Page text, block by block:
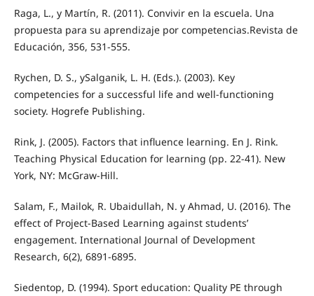
Raga, L., y Martín, R. (2011). Convivir en la escuela. Una
propuesta para su aprendizaje por competencias.Revista de
Educación, 356, 531-555.
Rychen, D. S., ySalganik, L. H. (Eds.). (2003). Key
competencies for a successful life and well-functioning
society. Hogrefe Publishing.
Rink, J. (2005). Factors that influence learning. En J. Rink.
Teaching Physical Education for learning (pp. 22-41). New
York, NY: McGraw-Hill.
Salam, F., Mailok, R. Ubaidullah, N. y Ahmad, U. (2016). The
effect of Project-Based Learning against students’
engagement. International Journal of Development
Research, 6(2), 6891-6895.
Siedentop, D. (1994). Sport education: Quality PE through